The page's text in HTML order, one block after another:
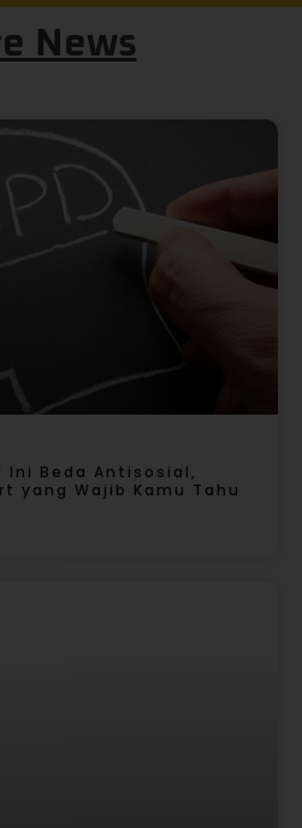
News
Ini Beda Antisosial,
yang Wajib Kamu Tahu